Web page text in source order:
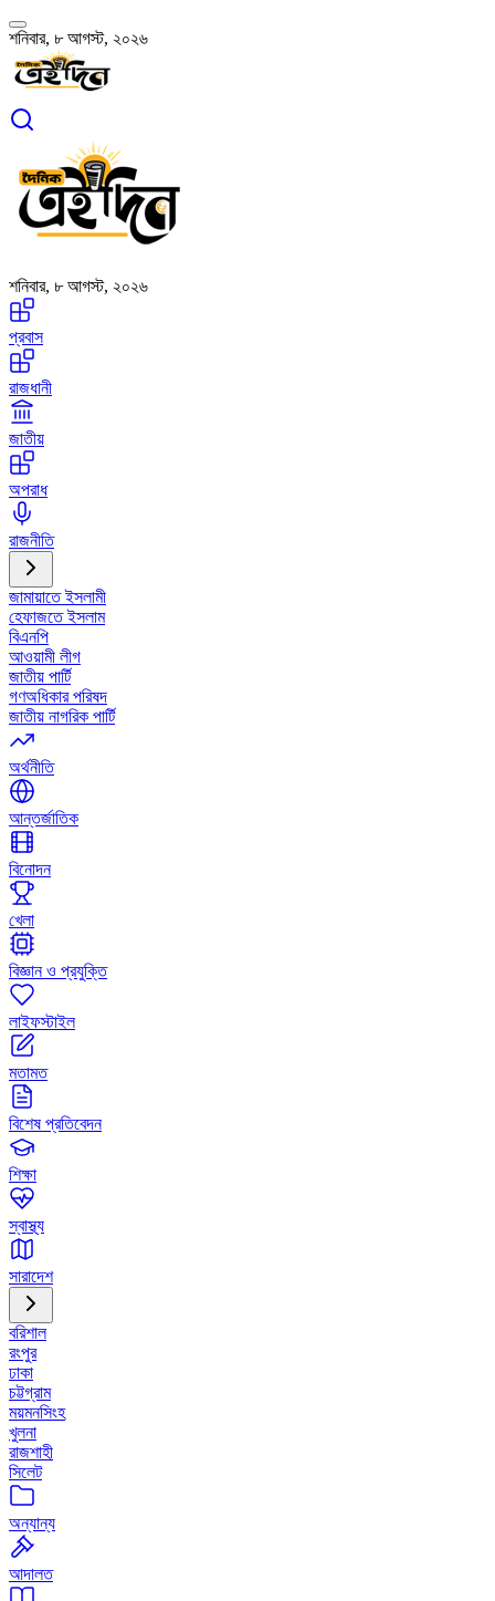
শনিবার, ৮ আগস্ট, ২০২৬
শনিবার, ৮ আগস্ট, ২০২৬
প্রবাস
রাজধানী
জাতীয়
অপরাধ
রাজনীতি
জামায়াতে ইসলামী
হেফাজতে ইসলাম
বিএনপি
আওয়ামী লীগ
জাতীয় পার্টি
গণঅধিকার পরিষদ
জাতীয় নাগরিক পার্টি
অর্থনীতি
আন্তর্জাতিক
বিনোদন
খেলা
বিজ্ঞান ও প্রযুক্তি
লাইফস্টাইল
মতামত
বিশেষ প্রতিবেদন
শিক্ষা
স্বাস্থ্য
সারাদেশ
বরিশাল
রংপুর
ঢাকা
চট্টগ্রাম
ময়মনসিংহ
খুলনা
রাজশাহী
সিলেট
অন্যান্য
আদালত